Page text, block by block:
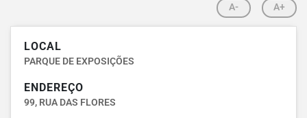
A- A+
LOCAL
PARQUE DE EXPOSIÇÕES
ENDEREÇO
99, RUA DAS FLORES